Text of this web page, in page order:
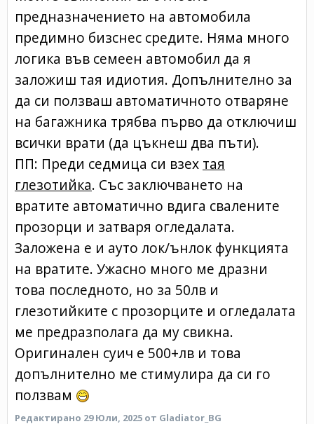
предназначението на автомобила
предимно бизснес средите. Няма много
логика във семеен автомобил да я
заложиш тая идиотия. Допълнително за
да си ползваш автоматичното отваряне
на багажника трябва първо да отключиш
всички врати (да цъкнеш два пъти).
ПП: Преди седмица си взех тая
глезотийка. Със заключването на
вратите автоматично вдига свалените
прозорци и затваря огледалата.
Заложена е и ауто лок/ънлок функцията
на вратите. Ужасно много ме дразни
това последното, но за 50лв и
глезотийките с прозорците и огледалата
ме предразполага да му свикна.
Оригинален суич е 500+лв и това
допълнително ме стимулира да си го
ползвам
Редактирано 29 Юли, 2025 от Gladiator_BG